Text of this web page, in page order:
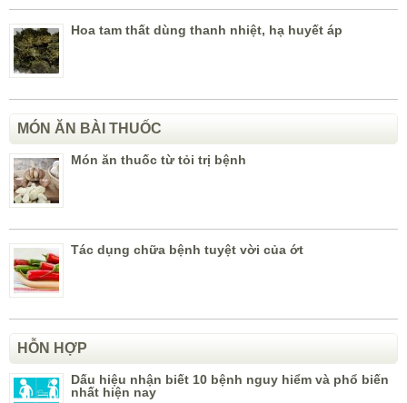
Hoa tam thất dùng thanh nhiệt, hạ huyết áp
MÓN ĂN BÀI THUỐC
Món ăn thuốc từ tỏi trị bệnh
Tác dụng chữa bệnh tuyệt vời của ớt
HỖN HỢP
Dấu hiệu nhận biết 10 bệnh nguy hiểm và phổ biến
nhất hiện nay